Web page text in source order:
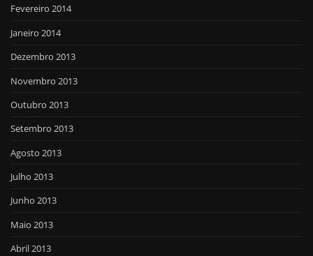
Fevereiro 2014
Janeiro 2014
Dezembro 2013
Novembro 2013
Outubro 2013
Setembro 2013
Agosto 2013
Julho 2013
Junho 2013
Maio 2013
Abril 2013